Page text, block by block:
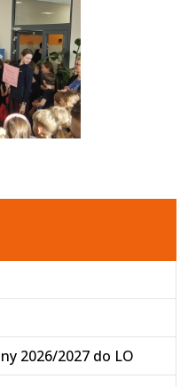
2026/2027 do LO